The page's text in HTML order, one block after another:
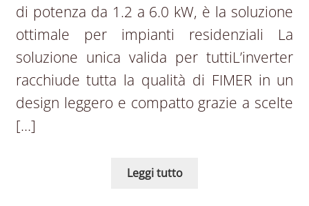
di potenza da 1.2 a 6.0 kW, è la soluzione
ottimale per impianti residenziali La
soluzione unica valida per tuttiL’inverter
racchiude tutta la qualità di FIMER in un
design leggero e compatto grazie a scelte
[…]
Leggi tutto